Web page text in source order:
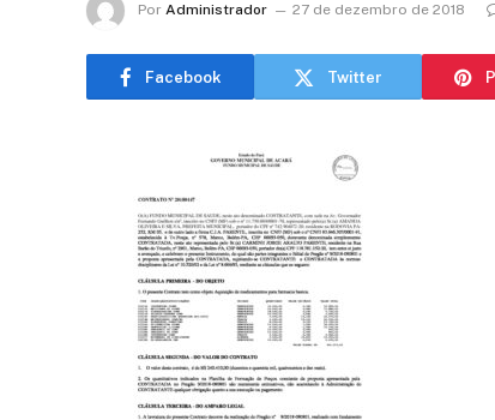
Por Administrador 27 de dezembro de 2018
Facebook Twitter